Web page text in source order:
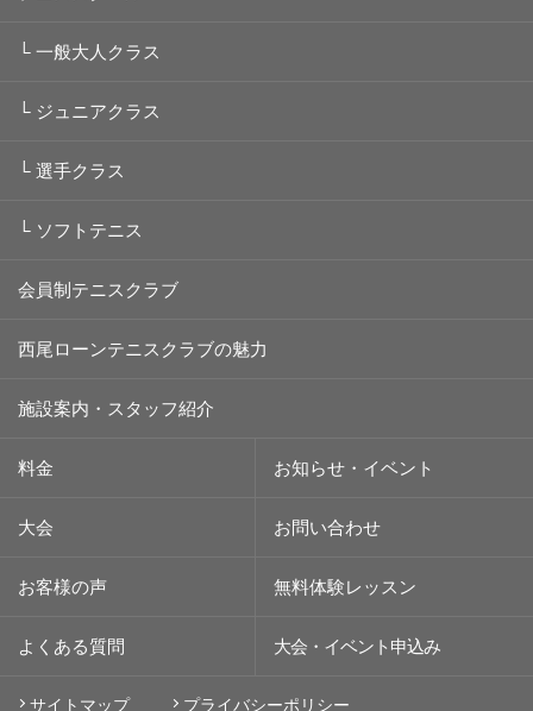
└ 一般大人クラス
└ ジュニアクラス
└ 選手クラス
└ ソフトテニス
会員制テニスクラブ
西尾ローンテニスクラブの魅力
施設案内・スタッフ紹介
料金 お知らせ・イベント
大会 お問い合わせ
お客様の声 無料体験レッスン
よくある質問 大会・イベント 申込み
サイトマップ プライバシーポリシー